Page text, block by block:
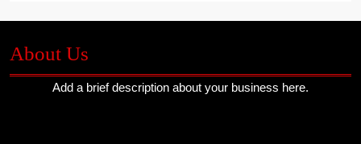
About Us
Add a brief description about your business here.